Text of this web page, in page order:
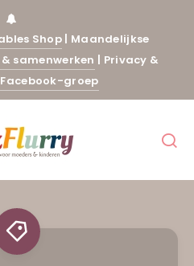
Shop | Maandelijkse
samenwerken | Privacy &
Facebook-groep